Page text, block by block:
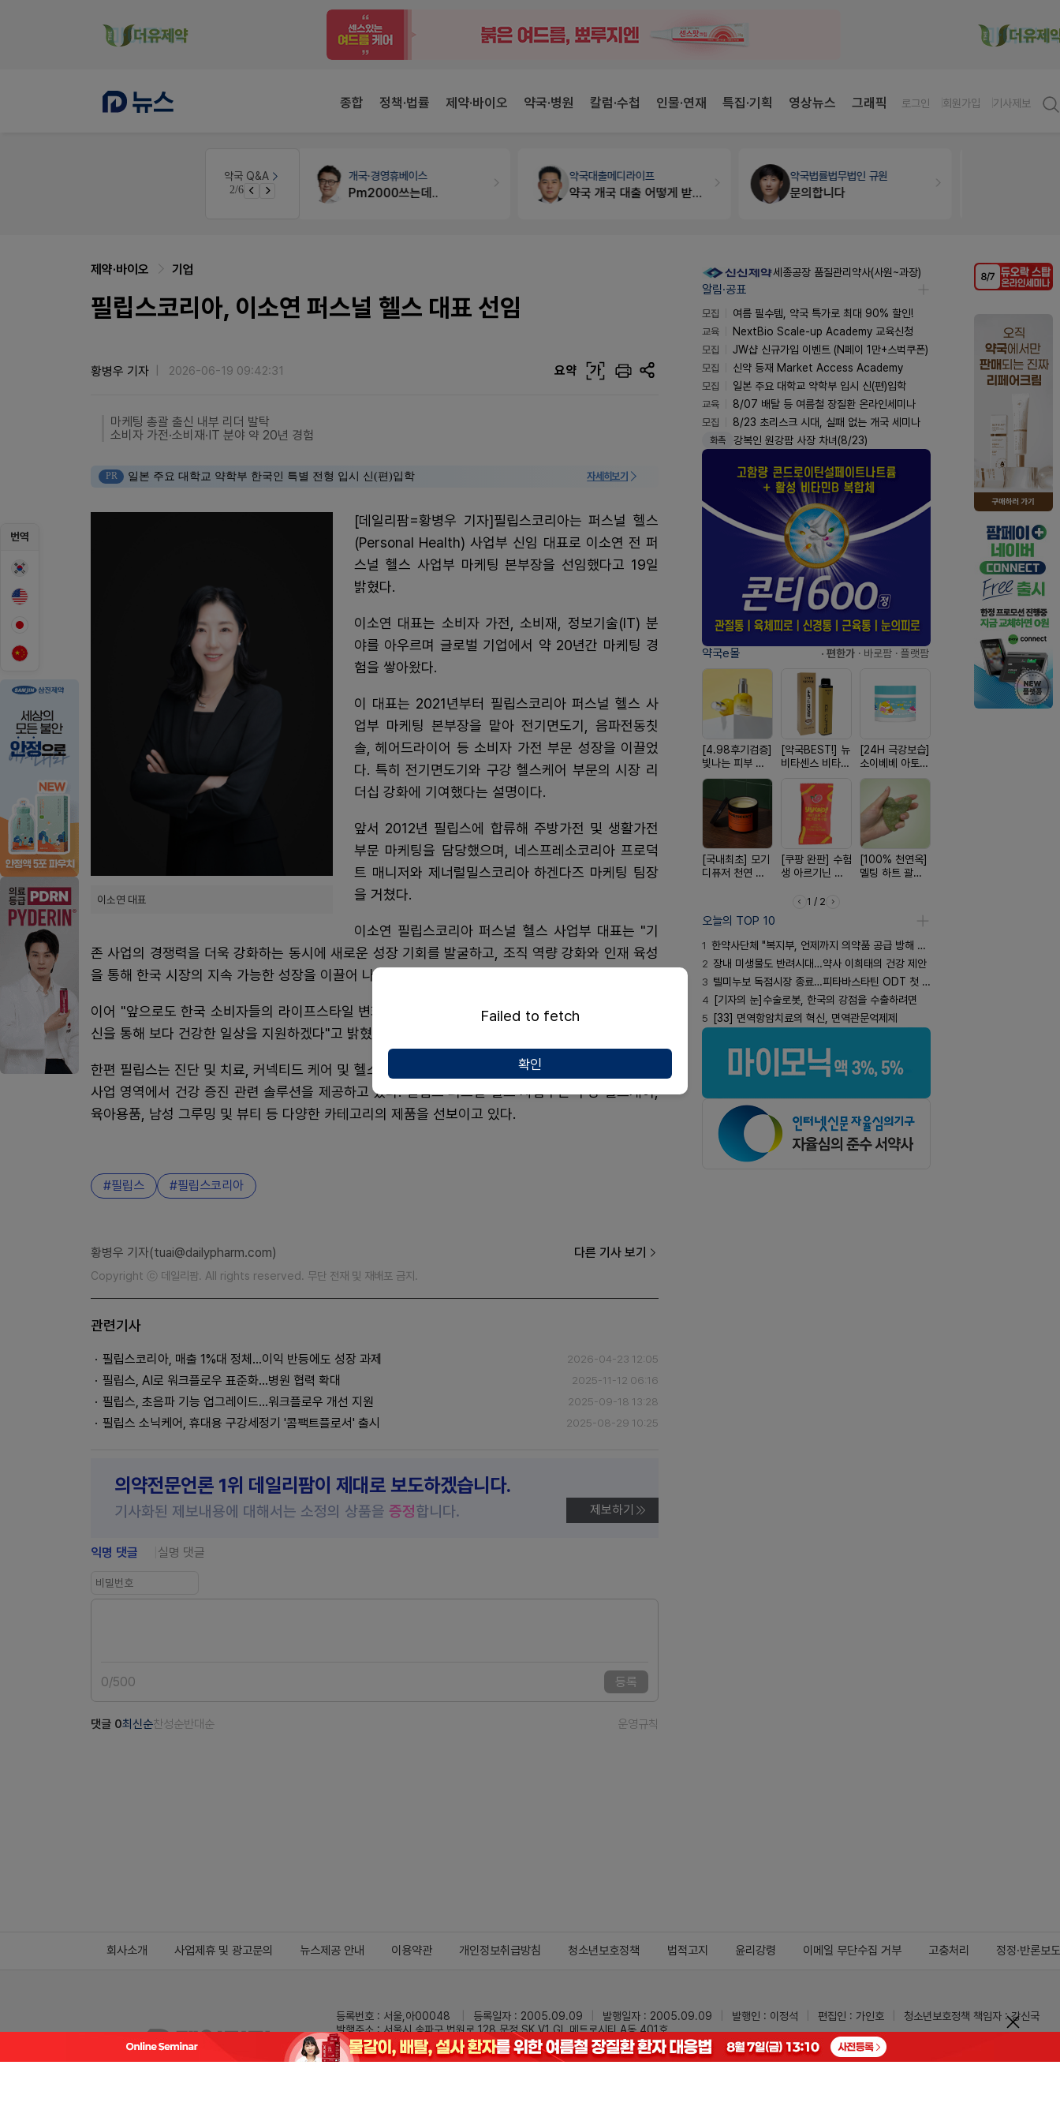
종합 정책·법률 제약·바이오 약국·병원 칼럼·수첩 인물·연재 특집·기획 영상뉴스 그래픽 로그인 회원가입 기사제보
약국 Q&A
3/6 노동자의 날 수당계산은 어떻게 되나요
개국·경영휴베이스
Pm2000쓰는데..
약국대출메디라이프
약국 개국 대출 어떻게 받아야할지 어렵습니다
약국법률법무법인 규원
문의합니다
번역
제약·바이오 기업
필립스코리아, 이소연 퍼스널 헬스 대표 선임
황병우 기자 2026-06-19 09:42:31 요약 가
마케팅 총괄 출신 내부 리더 발탁
소비자 가전·소비재·IT 분야 약 20년 경험
PR 일본 주요 대학교 약학부 한국인 특별 전형 입시 신(편)입학 자세히보기
이소연 대표
[데일리팜=황병우 기자]필립스코리아는 퍼스널 헬스
(Personal Health) 사업부 신임 대표로 이소연 전 퍼
스널 헬스 사업부 마케팅 본부장을 선임했다고 19일
밝혔다.
이소연 대표는 소비자 가전, 소비재, 정보기술(IT) 분
야를 아우르며 글로벌 기업에서 약 20년간 마케팅 경
험을 쌓아왔다.
이 대표는 2021년부터 필립스코리아 퍼스널 헬스 사
업부 마케팅 본부장을 맡아 전기면도기, 음파전동칫
솔, 헤어드라이어 등 소비자 가전 부문 성장을 이끌었
다. 특히 전기면도기와 구강 헬스케어 부문의 시장 리
더십 강화에 기여했다는 설명이다.
앞서 2012년 필립스에 합류해 주방가전 및 생활가전
부문 마케팅을 담당했으며, 네스프레소코리아 프로덕
트 매니저와 제너럴밀스코리아 하겐다즈 마케팅 팀장
을 거쳤다.
이소연 필립스코리아 퍼스널 헬스 사업부 대표는 "기
존 사업의 경쟁력을 더욱 강화하는 동시에 새로운 성장 기회를 발굴하고, 조직 역량 강화와 인재 육성
을 통해 한국 시장의 지속 가능한 성장을 이끌어 나갈 것"이라고 말했다.
이어 "앞으로도 한국 소비자들의 라이프스타일 변화와 다양한 니즈에 귀 기울이며, 소비자 중심의 혁
신을 통해 보다 건강한 일상을 지원하겠다"고 밝혔다.
한편 필립스는 진단 및 치료, 커넥티드 케어 및 헬스 인포메틱스, 퍼스널 헬스, 수면 및 호흡기 케어 등
사업 영역에서 건강 증진 관련 솔루션을 제공하고 있다. 필립스 퍼스널 헬스 사업부는 구강 헬스케어,
육아용품, 남성 그루밍 및 뷰티 등 다양한 카테고리의 제품을 선보이고 있다.
필립스 필립스코리아
황병우 기자(tuai@dailypharm.com) 다른 기사 보기
Copyright ⓒ 데일리팜. All rights reserved. 무단 전재 및 재배포 금지.
관련기사
필립스코리아, 매출 1%대 정체…이익 반등에도 성장 과제 2026-04-23 12:05
필립스, AI로 워크플로우 표준화…병원 협력 확대 2025-11-12 06:16
필립스, 초음파 기능 업그레이드…워크플로우 개선 지원 2025-09-18 13:28
필립스 소닉케어, 휴대용 구강세정기 '콤팩트플로서' 출시 2025-08-29 10:25
의약전문언론 1위 데일리팜이 제대로 보도하겠습니다.
기사화된 제보내용에 대해서는 소정의 상품을 증정합니다. 제보하기
익명 댓글 실명 댓글
0/500 등록
댓글 0최신순찬성순반대순 운영규칙
세종공장 품질관리약사(사원~과장)
알림·공표
모집
여름 필수템, 약국 특가로 최대 90% 할인!
교육
NextBio Scale-up Academy 교육신청
모집
JW샵 신규가입 이벤트 (N페이 1만+스벅쿠폰)
모집
신약 등재 Market Access Academy
모집
일본 주요 대학교 약학부 입시 신(편)입학
교육
8/07 배탈 등 여름철 장질환 온라인세미나
모집
8/23 초리스크 시대, 실패 없는 개국 세미나
화촉 강복인 원강팜 사장 차녀(8/23)
약국e몰 · 편한가 · 바로팜 · 플랫팜
[4.98후기검증]
빛나는 피부 오
브링 세럼
[약국BEST!] 뉴
비타센스 비타민
[24H 극강보습]
소이베베 아토
크림
[국내최초] 모기
디퓨저 천연 계
[쿠팡 완판] 수험
생 아르기닌 에
[100% 천연옥]
멜팅 하트 괄사
1 / 2
오늘의 TOP 10
1 한약사단체 "복지부, 언제까지 의약품 공급 방해 방관하나"
2 장내 미생물도 반려시대…약사 이희태의 건강 제안
3 텔미누보 독점시장 종료…피타바스타틴 ODT 첫 선
4
[기자의 눈]수술로봇, 한국의 강점을 수출하려면
5
[33] 면역항암치료의 혁신, 면역관문억제제
회사소개 사업제휴 및 광고문의 뉴스제공 안내 이용약관 개인정보취급방침 청소년보호정책 법적고지 윤리강령 이메일 무단수집 거부 고충처리 정정·반론보도
등록번호 : 서울,아00048 등록일자 : 2005.09.09 발행일자 : 2005.09.09 발행인 : 이정석 편집인 : 가인호
청소년보호정책 책임자 : 강신국
발행주소 : 서울시 송파구 법원로 128 문정 SK V1 GL 메트로시티 A동 401호
전화 : 02-3473-0833
팩스 : 02-3434-0169 Mail :dailypharm@dailypharm.com
Failed to fetch
확인